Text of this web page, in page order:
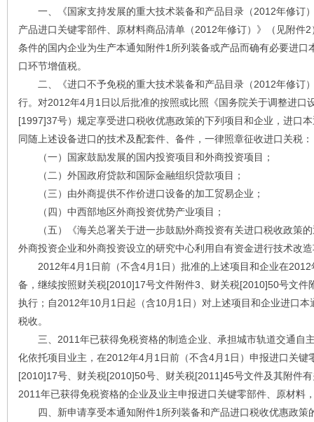
一、《国家支持发展的重大技术装备和产品目录（2012年修订
产品进口关键零部件、原材料商品清单（2012年修订）》（见附件
条件的国内企业为生产本通知附件1所列装备或产品而确有必要进
口环节增值税。
二、《进口不予免税的重大技术装备和产品目录（2012年修订
行。对2012年4月1日以后批准的按照或比照《国务院关于调整进口
[1997]37号）规定享受进口税收优惠政策的下列项目和企业，进口
同随上述设备进口的技术及配套件、备件，一律照章征收进口关税：
（一）国家鼓励发展的国内投资项目和外商投资项目；
（二）外国政府贷款和国际金融组织贷款项目；
（三）由外商提供不作价进口设备的加工贸易企业；
（四）中西部地区外商投资优势产业项目；
（五）《海关总署关于进一步鼓励外商投资有关进口税收政策的
外商投资企业和外商投资设立的研究中心利用自有资金进行技术改
2012年4月1日前（不含4月1日）批准的上述项目和企业在2012
备，继续按照财关税[2010]17号文件附件3、财关税[2010]50号文件
执行；自2012年10月1日起（含10月1日）对上述项目和企业进口
税收。
三、2011年已获得免税资格的制造企业、承担城市轨道交通自
化依托项目业主，在2012年4月1日前（不含4月1日）申报进口关键
[2010]17号、财关税[2010]50号、财关税[2011]45号文件及其附件
2011年已获得免税资格的企业及业主申报进口关键零部件、原材料
四、新申请享受本通知附件1所列装备和产品进口税收优惠政策